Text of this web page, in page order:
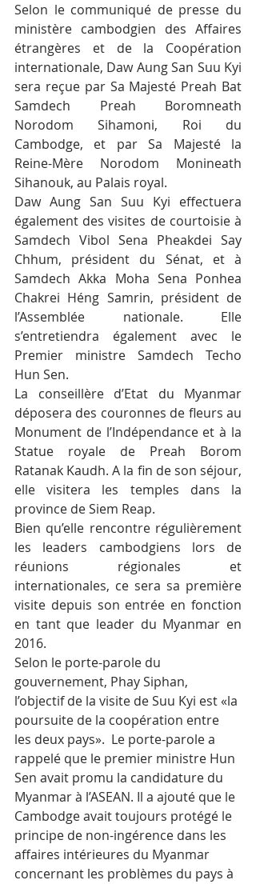
Selon le communiqué de presse du
ministère cambodgien des Affaires
étrangères et de la Coopération
internationale, Daw Aung San Suu Kyi
sera reçue par Sa Majesté Preah Bat
Samdech Preah Boromneath
Norodom Sihamoni, Roi du
Cambodge, et par Sa Majesté la
Reine-Mère Norodom Monineath
Sihanouk, au Palais royal.
Daw Aung San Suu Kyi effectuera
également des visites de courtoisie à
Samdech Vibol Sena Pheakdei Say
Chhum, président du Sénat, et à
Samdech Akka Moha Sena Ponhea
Chakrei Héng Samrin, président de
l’Assemblée nationale. Elle
s’entretiendra également avec le
Premier ministre Samdech Techo
Hun Sen.
La conseillère d’Etat du Myanmar
déposera des couronnes de fleurs au
Monument de l’Indépendance et à la
Statue royale de Preah Borom
Ratanak Kaudh. A la fin de son séjour,
elle visitera les temples dans la
province de Siem Reap.
Bien qu’elle rencontre régulièrement
les leaders cambodgiens lors de
réunions régionales et
internationales, ce sera sa première
visite depuis son entrée en fonction
en tant que leader du Myanmar en
2016.
Selon le porte-parole du
gouvernement, Phay Siphan,
l’objectif de la visite de Suu Kyi est «la
poursuite de la coopération entre
les deux pays».  Le porte-parole a
rappelé que le premier ministre Hun
Sen avait promu la candidature du
Myanmar à l’ASEAN. Il a ajouté que le
Cambodge avait toujours protégé le
principe de non-ingérence dans les
affaires intérieures du Myanmar
concernant les problèmes du pays à